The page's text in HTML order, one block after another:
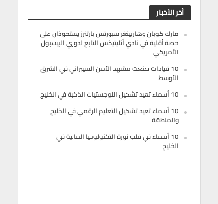
أخر الأخبار
مارك كوبان وهاربينغر سبورتس بارتنرز يستحوذان على
حصة أقلية في نادي أثليتيكس التابع لدوري البيسبول
الأمريكي
10 قيادات صنعت مشهد الأمن السيبراني في الشرق
الأوسط
10 أسماء تعيد تشكيل اللوجستيات الذكية في الخليج
10 أسماء تعيد تشكيل التعليم الرقمي في الخليج
والمنطقة
10 أسماء في قلب ثورة التكنولوجيا المالية في
الخليج